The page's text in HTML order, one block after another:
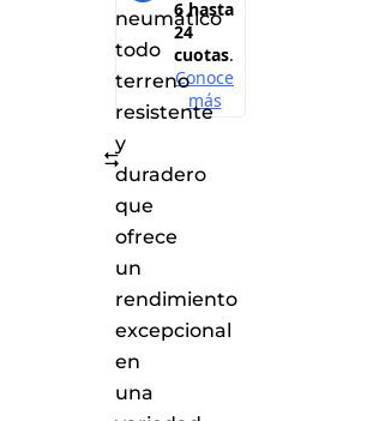
neumático
todo
terreno
resistente
y
duradero
que
ofrece
un
rendimiento
excepcional
en
una